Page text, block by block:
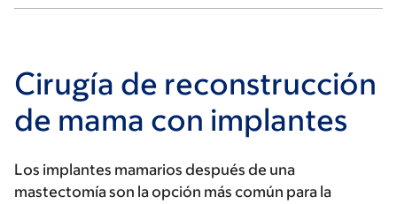
Cirugía de reconstrucción
de mama con implantes
Los implantes mamarios después de una
mastectomía son la opción más común para la